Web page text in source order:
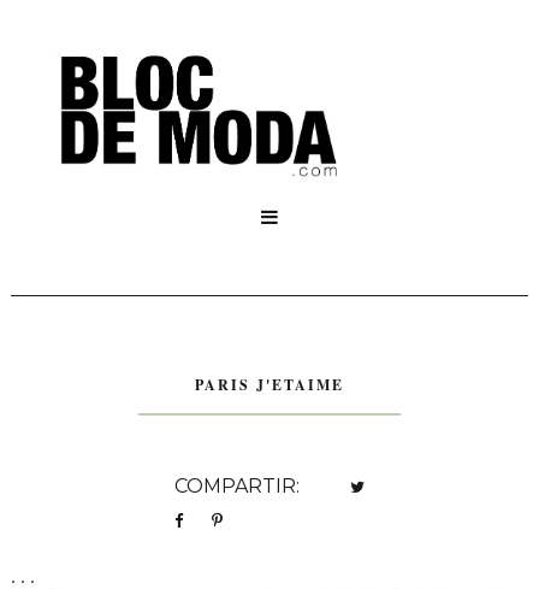

PARIS J'ETAIME
COMPARTIR:
. . .